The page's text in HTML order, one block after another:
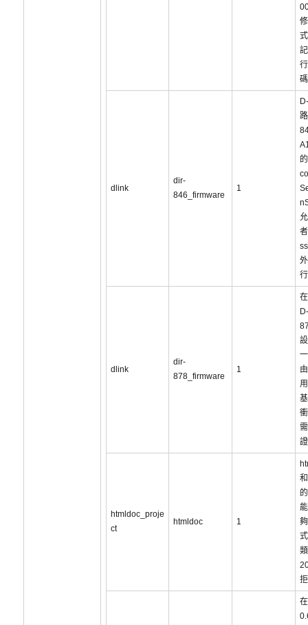
dlink
dir-
846_firmware
1
dlink
dir-
878_firmware
1
htmldoc_proje
ct
htmldoc 1